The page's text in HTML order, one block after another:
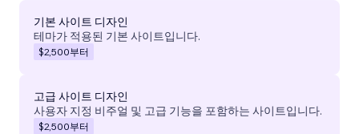
기본 사이트 디자인
테마가 적용된 기본 사이트입니다.
$2,500부터
고급 사이트 디자인
사용자 지정 비주얼 및 고급 기능을 포함하는 사이트입니다.
$2,500부터